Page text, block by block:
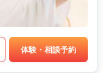
体験・相談予約